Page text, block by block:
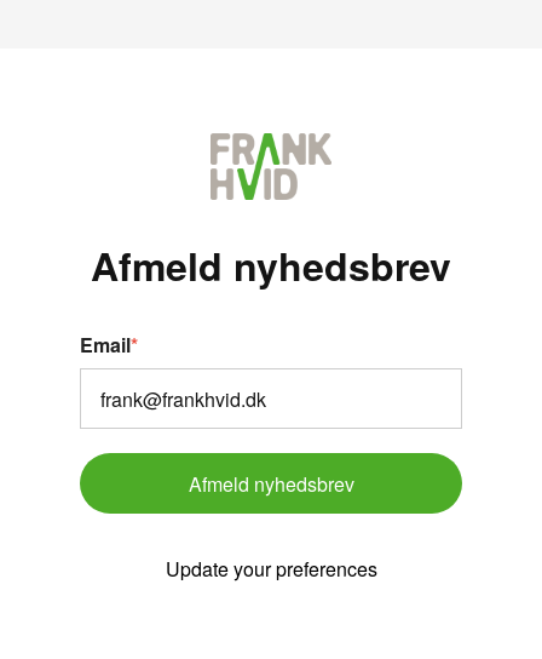
Afmeld nyhedsbrev
Email*
Afmeld nyhedsbrev
Update your preferences